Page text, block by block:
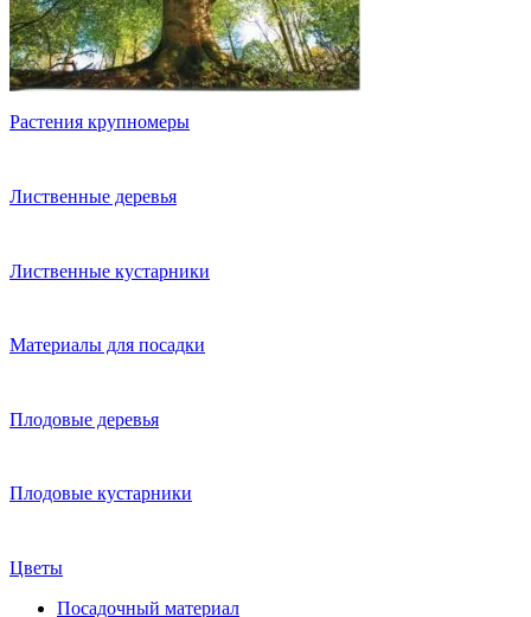
Растения крупномеры
Лиственные деревья
Лиственные кустарники
Материалы для посадки
Плодовые деревья
Плодовые кустарники
Цветы
Посадочный материал